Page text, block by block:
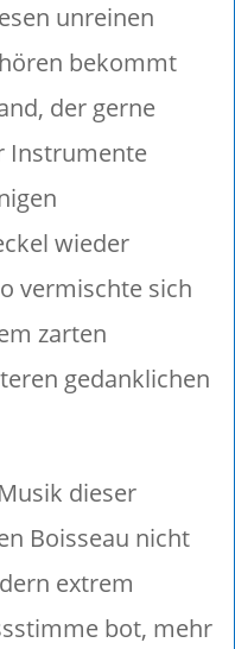
unreinen
bekommt
der gerne
Instrumente
wieder
vermischte sich
zarten
gedanklichen
dieser
Boisseau nicht
extrem
bot, mehr